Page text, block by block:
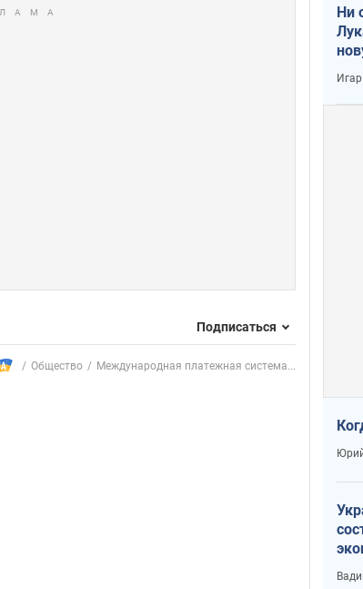
Подписаться
Общество Международная платежная система...
Ни